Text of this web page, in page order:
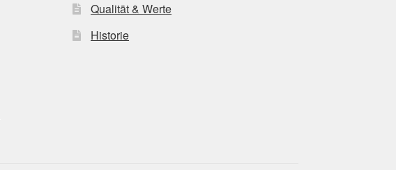
Qualität & Werte
Historie